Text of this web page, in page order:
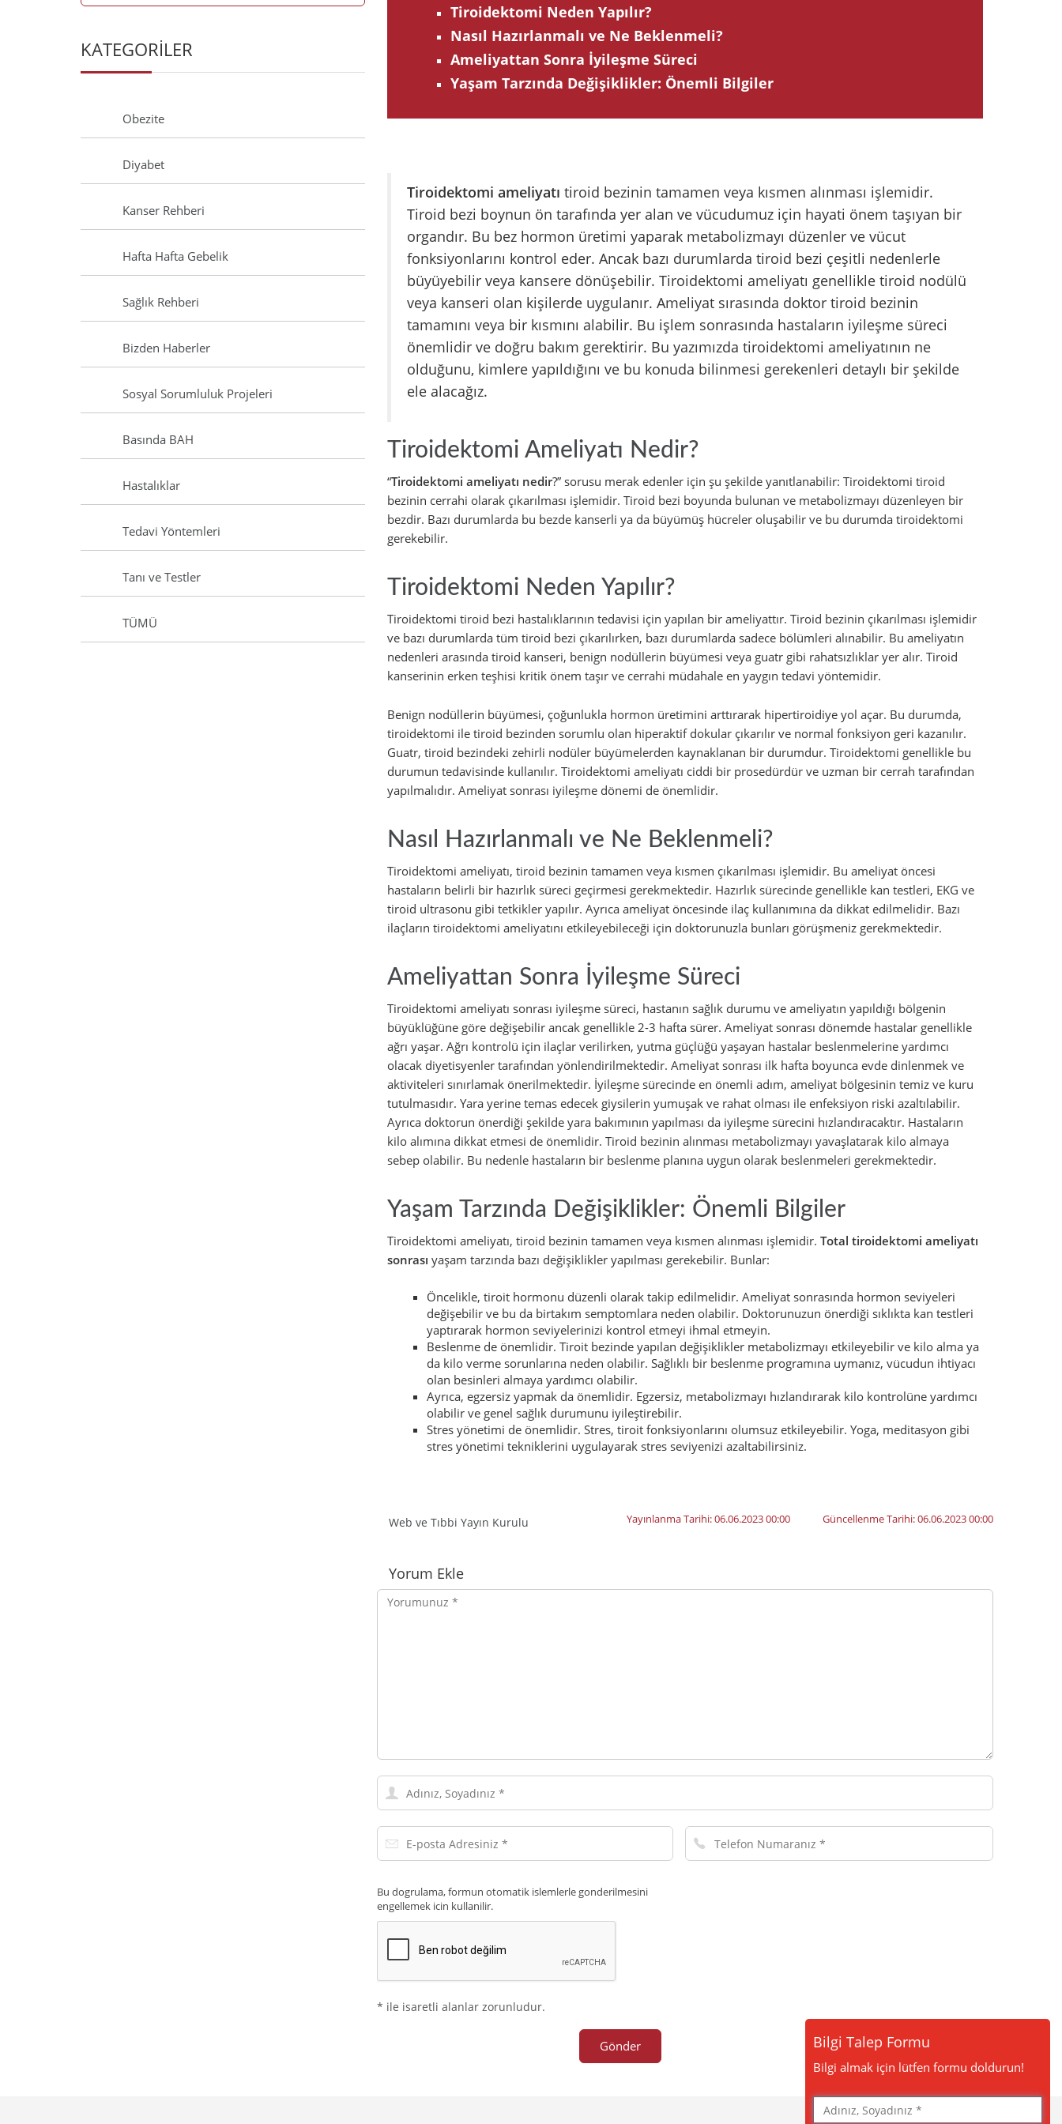
Tiroidektomi Neden Yapılır?
Nasıl Hazırlanmalı ve Ne Beklenmeli?
Ameliyattan Sonra İyileşme Süreci
Yaşam Tarzında Değişiklikler: Önemli Bilgiler
Bilgi Talep Formu
Bilgi almak için lütfen formu doldurun!
Adınız,
Soyadınız
Tiroidektomi ameliyatı tiroid bezinin tamamen veya kısmen alınması işlemidir.
Tiroid bezi boynun ön tarafında yer alan ve vücudumuz için hayati önem taşıyan bir
organdır. Bu bez hormon üretimi yaparak metabolizmayı düzenler ve vücut
fonksiyonlarını kontrol eder. Ancak bazı durumlarda tiroid bezi çeşitli nedenlerle
büyüyebilir veya kansere dönüşebilir. Tiroidektomi ameliyatı genellikle tiroid nodülü
veya kanseri olan kişilerde uygulanır. Ameliyat sırasında doktor tiroid bezinin
tamamını veya bir kısmını alabilir. Bu işlem sonrasında hastaların iyileşme süreci
önemlidir ve doğru bakım gerektirir. Bu yazımızda tiroidektomi ameliyatının ne
olduğunu, kimlere yapıldığını ve bu konuda bilinmesi gerekenleri detaylı bir şekilde
ele alacağız.
Tiroidektomi Ameliyatı Nedir?
“Tiroidektomi ameliyatı nedir?” sorusu merak edenler için şu şekilde yanıtlanabilir: Tiroidektomi tiroid
bezinin cerrahi olarak çıkarılması işlemidir. Tiroid bezi boyunda bulunan ve metabolizmayı düzenleyen bir
bezdir. Bazı durumlarda bu bezde kanserli ya da büyümüş hücreler oluşabilir ve bu durumda tiroidektomi
gerekebilir.
Tiroidektomi Neden Yapılır?
Tiroidektomi tiroid bezi hastalıklarının tedavisi için yapılan bir ameliyattır. Tiroid bezinin çıkarılması işlemidir
ve bazı durumlarda tüm tiroid bezi çıkarılırken, bazı durumlarda sadece bölümleri alınabilir. Bu ameliyatın
nedenleri arasında tiroid kanseri, benign nodüllerin büyümesi veya guatr gibi rahatsızlıklar yer alır. Tiroid
kanserinin erken teşhisi kritik önem taşır ve cerrahi müdahale en yaygın tedavi yöntemidir.
Benign nodüllerin büyümesi, çoğunlukla hormon üretimini arttırarak hipertiroidiye yol açar. Bu durumda,
tiroidektomi ile tiroid bezinden sorumlu olan hiperaktif dokular çıkarılır ve normal fonksiyon geri kazanılır.
Guatr, tiroid bezindeki zehirli nodüler büyümelerden kaynaklanan bir durumdur. Tiroidektomi genellikle bu
durumun tedavisinde kullanılır. Tiroidektomi ameliyatı ciddi bir prosedürdür ve uzman bir cerrah tarafından
yapılmalıdır. Ameliyat sonrası iyileşme dönemi de önemlidir.
Nasıl Hazırlanmalı ve Ne Beklenmeli?
Tiroidektomi ameliyatı, tiroid bezinin tamamen veya kısmen çıkarılması işlemidir. Bu ameliyat öncesi
hastaların belirli bir hazırlık süreci geçirmesi gerekmektedir. Hazırlık sürecinde genellikle kan testleri, EKG ve
tiroid ultrasonu gibi tetkikler yapılır. Ayrıca ameliyat öncesinde ilaç kullanımına da dikkat edilmelidir. Bazı
ilaçların tiroidektomi ameliyatını etkileyebileceği için doktorunuzla bunları görüşmeniz gerekmektedir.
Ameliyattan Sonra İyileşme Süreci
Tiroidektomi ameliyatı sonrası iyileşme süreci, hastanın sağlık durumu ve ameliyatın yapıldığı bölgenin
büyüklüğüne göre değişebilir ancak genellikle 2-3 hafta sürer. Ameliyat sonrası dönemde hastalar genellikle
ağrı yaşar. Ağrı kontrolü için ilaçlar verilirken, yutma güçlüğü yaşayan hastalar beslenmelerine yardımcı
olacak diyetisyenler tarafından yönlendirilmektedir. Ameliyat sonrası ilk hafta boyunca evde dinlenmek ve
aktiviteleri sınırlamak önerilmektedir. İyileşme sürecinde en önemli adım, ameliyat bölgesinin temiz ve kuru
tutulmasıdır. Yara yerine temas edecek giysilerin yumuşak ve rahat olması ile enfeksiyon riski azaltılabilir.
Ayrıca doktorun önerdiği şekilde yara bakımının yapılması da iyileşme sürecini hızlandıracaktır. Hastaların
kilo alımına dikkat etmesi de önemlidir. Tiroid bezinin alınması metabolizmayı yavaşlatarak kilo almaya
sebep olabilir. Bu nedenle hastaların bir beslenme planına uygun olarak beslenmeleri gerekmektedir.
Yaşam Tarzında Değişiklikler: Önemli Bilgiler
Tiroidektomi ameliyatı, tiroid bezinin tamamen veya kısmen alınması işlemidir. Total tiroidektomi ameliyatı
sonrası yaşam tarzında bazı değişiklikler yapılması gerekebilir. Bunlar:
Öncelikle, tiroit hormonu düzenli olarak takip edilmelidir. Ameliyat sonrasında hormon seviyeleri
değişebilir ve bu da birtakım semptomlara neden olabilir. Doktorunuzun önerdiği sıklıkta kan testleri
yaptırarak hormon seviyelerinizi kontrol etmeyi ihmal etmeyin.
Beslenme de önemlidir. Tiroit bezinde yapılan değişiklikler metabolizmayı etkileyebilir ve kilo alma ya
da kilo verme sorunlarına neden olabilir. Sağlıklı bir beslenme programına uymanız, vücudun ihtiyacı
olan besinleri almaya yardımcı olabilir.
Ayrıca, egzersiz yapmak da önemlidir. Egzersiz, metabolizmayı hızlandırarak kilo kontrolüne yardımcı
olabilir ve genel sağlık durumunu iyileştirebilir.
Stres yönetimi de önemlidir. Stres, tiroit fonksiyonlarını olumsuz etkileyebilir. Yoga, meditasyon gibi
stres yönetimi tekniklerini uygulayarak stres seviyenizi azaltabilirsiniz.
Web ve Tıbbi Yayın Kurulu Güncellenme Tarihi:06.06.2023 00:00
Yayınlanma Tarihi:06.06.2023 00:00
Yorumlar
Yorum Ekle
Yorumunuz
Adınız,
Soyadınız
E-
posta
Telefon
Numaranız
Bu dogrulama, formun otomatik islemlerle gonderilmesini
engellemek icin kullanilir.
* ile isaretli alanlar zorunludur.
Gönder
KATEGORİLER
Obezite
Diyabet
Kanser Rehberi
Hafta Hafta Gebelik
Sağlık Rehberi
Bizden Haberler
Sosyal Sorumluluk Projeleri
Basında BAH
Hastalıklar
Tedavi Yöntemleri
Tanı ve Testler
TÜMÜ